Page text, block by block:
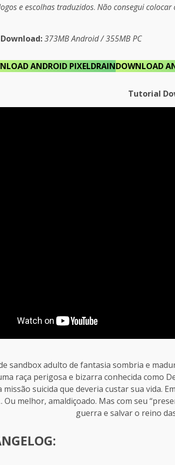
e escolhas traduzidos. Não consegui
373MB Android / 355MB PC
ANDROID PIXELDRAINDOWNLOAD
Tutorial
sandbox adulto de fantasia sombria e
raça perigosa e bizarra conhecida como
missão suicida que deveria custar sua vida.
Ou melhor, amaldiçoado. Mas com seu
guerra e salvar o reino